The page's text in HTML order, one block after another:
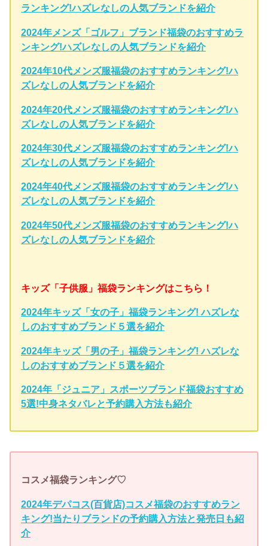
ランキング!ハズレなしの人気ブランドを紹介
2024年メンズ「ゴルフ」ブランド福袋のおすすめラ
ンキング!ハズレなしの人気ブランドを紹介
2024年10代メンズ服福袋のおすすめランキング!ハ
ズレなしの人気ブランドを紹介
2024年20代メンズ服福袋のおすすめランキング!ハ
ズレなしの人気ブランドを紹介
2024年30代メンズ服福袋のおすすめランキング!ハ
ズレなしの人気ブランドを紹介
2024年40代メンズ服福袋のおすすめランキング!ハ
ズレなしの人気ブランドを紹介
2024年50代メンズ服福袋のおすすめランキング!ハ
ズレなしの人気ブランドを紹介
キッズ「子供服」福袋ランキングはこちら！
2024年キッズ「女の子」福袋ランキング! ハズレな
しのおすすめブランド５選を紹介
2024年キッズ「男の子」福袋ランキング! ハズレな
しのおすすめブランド５選を紹介
2024年「ジュニア」スポーツブランド福袋おすすめ
5選!中身ネタバレと予約購入方法も紹介
コスメ福袋ランキング♡
2024年デパコス(百貨店)コスメ福袋のおすすめラン
キング!当たりブランドの予約購入方法と発売日も紹
介